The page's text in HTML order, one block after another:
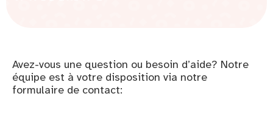
Avez-vous une question ou besoin d’aide? Notre
équipe est à votre disposition via notre
formulaire de contact: